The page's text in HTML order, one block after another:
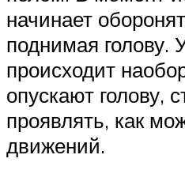
начинает
поднимая голову.
происходит
опускают голову,
проявлять, как
движений.